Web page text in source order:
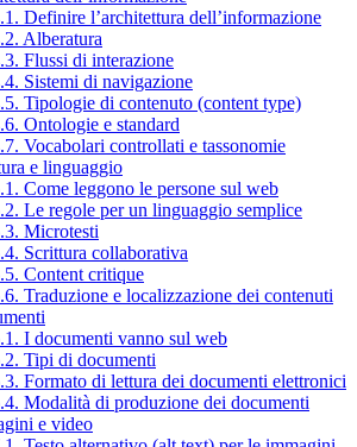
Definire l’architettura dell’informazione
Alberatura
Flussi di interazione
Sistemi di navigazione
Tipologie di contenuto (content type)
Ontologie e standard
Vocabolari controllati e tassonomie
e linguaggio
Come leggono le persone sul web
Le regole per un linguaggio semplice
Microtesti
Scrittura collaborativa
Content critique
Traduzione e localizzazione dei contenuti
I documenti vanno sul web
Tipi di documenti
Formato di lettura dei documenti elettronici
Modalità di produzione dei documenti
e video